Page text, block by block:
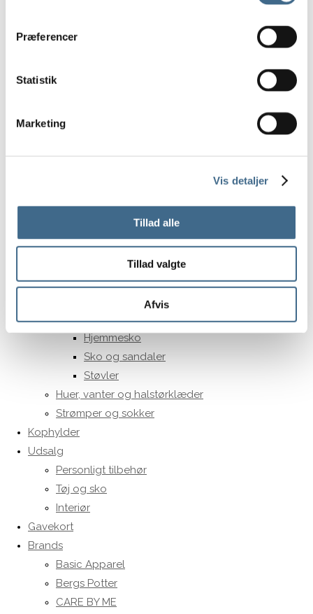
Præferencer
Statistik
Marketing
Vis detaljer
Tillad alle
Tillad valgte
Afvis
Trøjer
Bukser
Nederdele
Shorts
Sko og støvler
Hjemmesko
Sko og sandaler
Støvler
Huer, vanter og halstørklæder
Strømper og sokker
Kophylder
Udsalg
Personligt tilbehør
Tøj og sko
Interiør
Gavekort
Brands
Basic Apparel
Bergs Potter
CARE BY ME